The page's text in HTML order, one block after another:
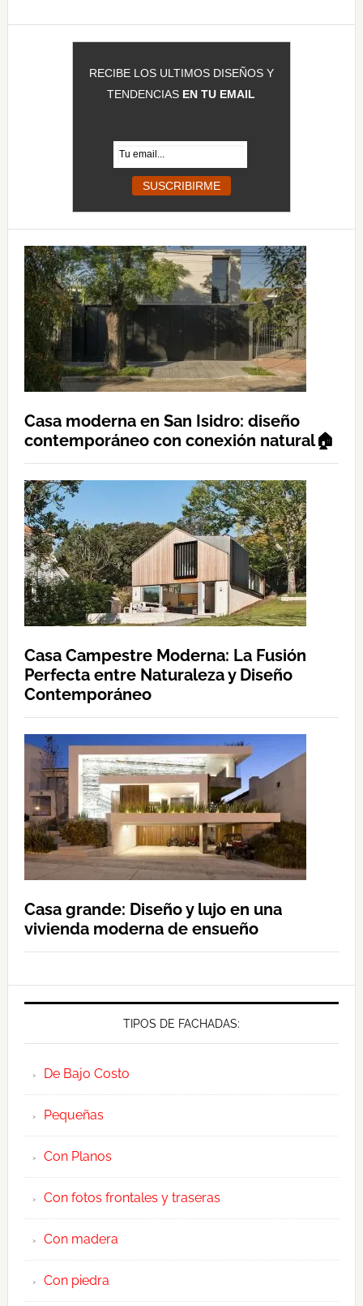
RECIBE LOS ULTIMOS DISEÑOS Y
TENDENCIAS EN TU EMAIL
Casa moderna en San Isidro: diseño
contemporáneo con conexión natural🏠
Casa Campestre Moderna: La Fusión
Perfecta entre Naturaleza y Diseño
Contemporáneo
Casa grande: Diseño y lujo en una
vivienda moderna de ensueño
TIPOS DE FACHADAS:
De Bajo Costo
Pequeñas
Con Planos
Con fotos frontales y traseras
Con madera
Con piedra